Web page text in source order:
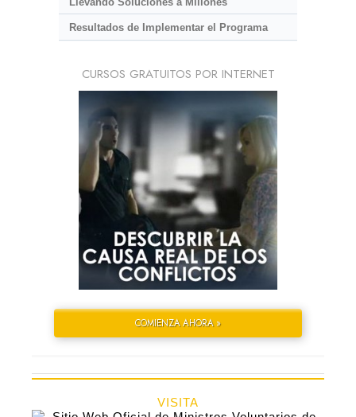
Resultados de Implementar el Programa
CURSOS GRATUITOS POR INTERNET
COMIENZA AHORA »
VISITA